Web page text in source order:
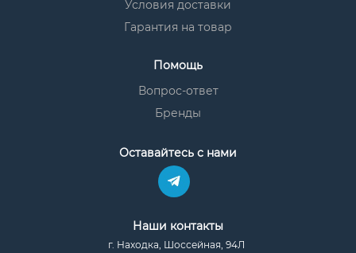
Условия доставки
Гарантия на товар
Помощь
Вопрос-ответ
Бренды
Оставайтесь с нами
Наши контакты
г. Находка, Шоссейная, 94Л